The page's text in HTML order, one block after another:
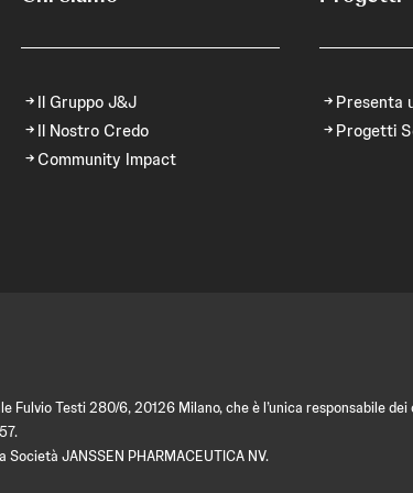
Il Gruppo J&J
Il Nostro Credo
Community Impact
Presenta
Progetti
Fulvio Testi 280/6, 20126 Milano, che è l’unica responsabile
JANSSEN PHARMACEUTICA NV.